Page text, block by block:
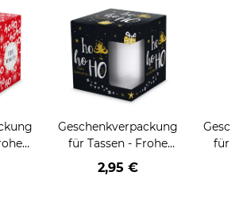
Geschenkverpackung
für Tassen - Frohe
Weihnachten - HO
HO HO - schwarz
2,95 €
für